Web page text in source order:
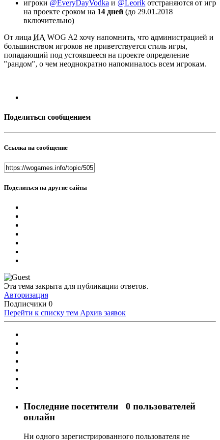
игроки @EveryDayVodka и @Leorik отстраняются от игр
на проекте сроком на 14 дней (до 29.01.2018
включительно)
От лица ИА WOG A2 хочу напомнить, что администрацией и
большинством игроков не приветствуется стиль игры,
попадающий под устоявшееся на проекте определение
"рандом", о чем неоднократно напоминалось всем игрокам.
Поделиться сообщением
Ссылка на сообщение
Поделиться на другие сайты
Эта тема закрыта для публикации ответов.
Авторизация
Подписчики 0
Перейти к списку тем Архив заявок
Последние посетители 0 пользователей
онлайн
Ни одного зарегистрированного пользователя не